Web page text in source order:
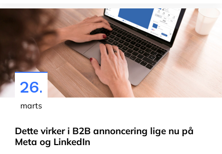
26.
marts
Dette virker i B2B annoncering lige nu på
Meta og LinkedIn